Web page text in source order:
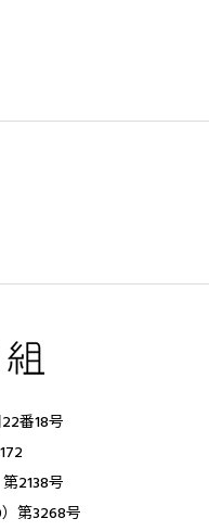
番18号
2138号
第3268号